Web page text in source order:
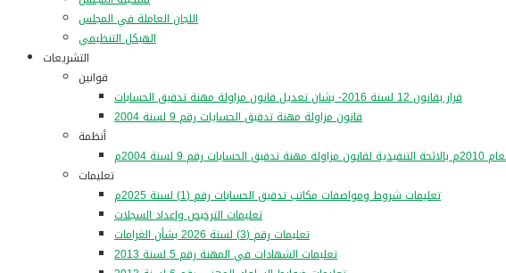
اللجان العاملة في المجلس
الهيكل التنظيمي
التشريعات
قوانين
قرار بقانون 12 لسنة 2016- بشان تعديل قانون مزاولة مهنة تدقيق الحسابات
قانون مزاولة مهنة تدقيق الحسايات رقم 9 لسنة 2004
أنظمة
تعليمات
تعليمات شروط ومواصفات مكاتب تدقيق الحسابات رقم (1) لسنة 2025م
تعليمات الترخيص وإعداد السجلات
تعليمات رقم (3) لسنة 2026 بشأن الغرامات
تعليمات الشهادات في المهنة رقم 5 لسنة 2013